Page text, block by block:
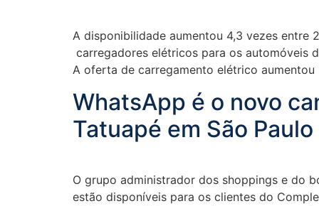
A disponibilidade aumentou 4,3 vezes entre
carregadores elétricos para os automóveis
A oferta de carregamento elétrico
WhatsApp é o novo
Tatuapé em São Paulo
O grupo administrador dos shoppings e do
estão disponíveis para os clientes do